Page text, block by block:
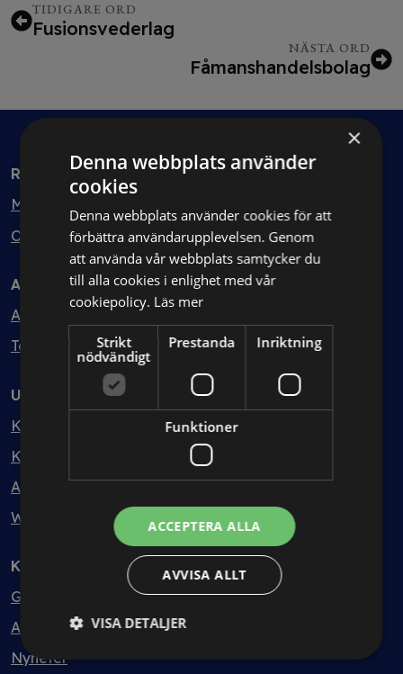
TIDIGARE ORD
Fusionsvederlag
NÄSTA ORD
Fåmanshandelsbolag
Rådgivning
Min bolagsjurist
Ombud
Avtal
Avtalshantering
Testa kostnadsfritt
Utbildning
Kurser
Kurspaket
Abonnemang
Webbinarium
Kunskapsbank
Guider
Avtalsmallar
Nyheter
×
Denna webbplats använder
cookies
Denna webbplats använder cookies för att
förbättra användarupplevelsen. Genom
att använda vår webbplats samtycker du
till alla cookies i enlighet med vår
cookiepolicy. Läs mer
Strikt
nödvändigt
Prestanda Inriktning
Funktioner
ACCEPTERA ALLA
AVVISA ALLT
VISA DETALJER